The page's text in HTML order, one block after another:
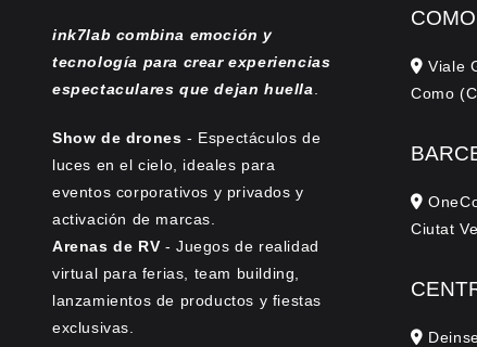
ink7lab combina emoción y
tecnología para crear experiencias
espectaculares que dejan huella
Show de drones - Espectáculos de
luces en el cielo, ideales para
eventos corporativos y privados y
activación de marcas.
Arenas de RV - Juegos de realidad
virtual para ferias, team building,
lanzamientos de productos y fiestas
exclusivas.
Viale
Como
Ciutat